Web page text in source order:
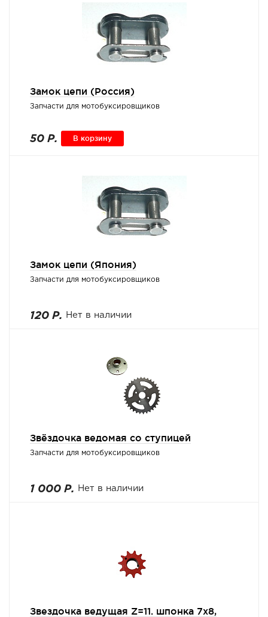
Замок цепи (Россия)
Запчасти для мотобуксировщиков
50 Р. В корзину
Замок цепи (Япония)
Запчасти для мотобуксировщиков
120 Р. Нет в наличии
Звёздочка ведомая со ступицей
Запчасти для мотобуксировщиков
1 000 Р. Нет в наличии
Звездочка ведущая Z=11. шпонка 7х8,